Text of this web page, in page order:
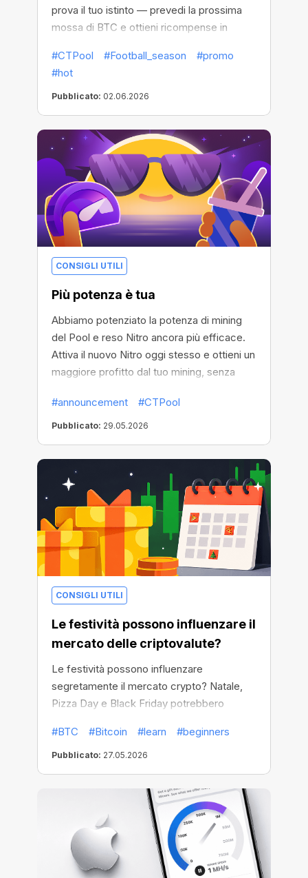
prova il tuo istinto — prevedi la prossima
mossa di BTC e ottieni ricompense in
#CTPool
#Football_season
#promo
#hot
Pubblicato: 02.06.2026
CONSIGLI UTILI
Più potenza è tua
Abbiamo potenziato la potenza di mining
del Pool e reso Nitro ancora più efficace.
Attiva il nuovo Nitro oggi stesso e ottieni un
maggiore profitto dal tuo mining, senza
#announcement
#CTPool
Pubblicato: 29.05.2026
CONSIGLI UTILI
Le festività possono influenzare il
mercato delle criptovalute?
Le festività possono influenzare
segretamente il mercato crypto? Natale,
Pizza Day e Black Friday potrebbero
#BTC
#Bitcoin #learn #beginners
Pubblicato: 27.05.2026